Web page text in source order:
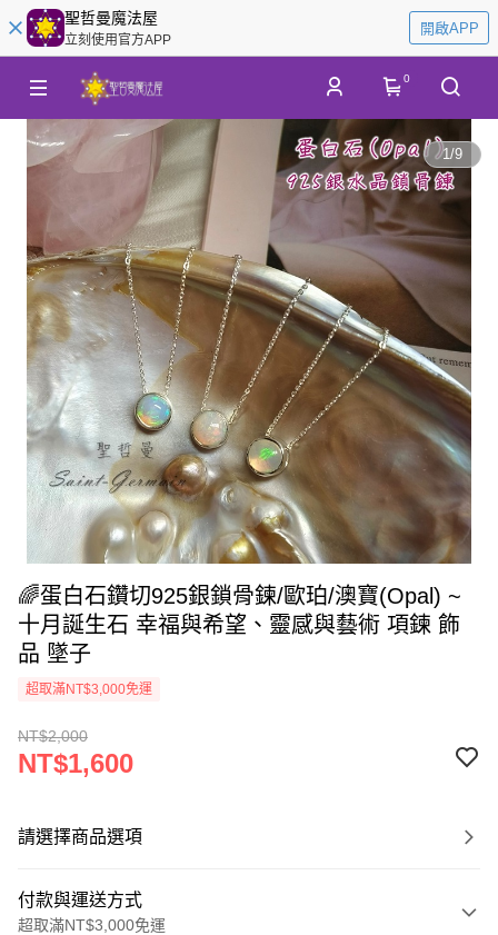
聖哲曼魔法屋
立刻使用官方APP
開啟APP
0
1/9
🌈蛋白石鑽切925銀鎖骨鍊/歐珀/澳寶(Opal) ~
十月誕生石 幸福與希望、靈感與藝術 項鍊 飾
品 墜子
超取滿NT$3,000免運
NT$2,000
NT$1,600
請選擇商品選項
付款與運送方式
超取滿NT$3,000免運